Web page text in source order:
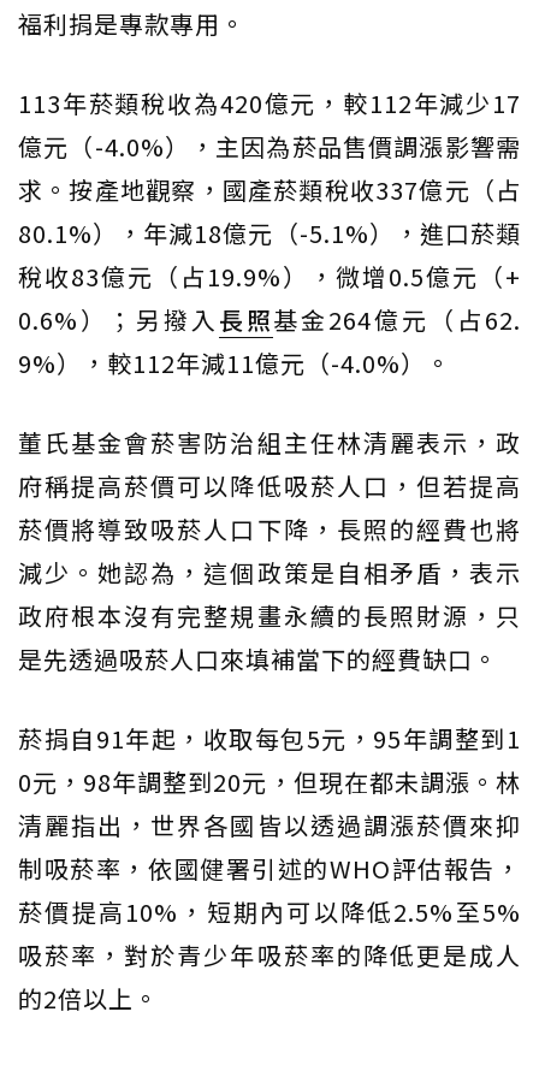
福利捐是專款專用。
113年菸類稅收為420億元，較112年減少17
億元（-4.0%），主因為菸品售價調漲影響需
求。按產地觀察，國產菸類稅收337億元（占
80.1%），年減18億元（-5.1%），進口菸類
稅收83億元（占19.9%），微增0.5億元（+
0.6%）；另撥入長照基金264億元（占62.
9%），較112年減11億元（-4.0%）。
董氏基金會菸害防治組主任林清麗表示，政
府稱提高菸價可以降低吸菸人口，但若提高
菸價將導致吸菸人口下降，長照的經費也將
減少。她認為，這個政策是自相矛盾，表示
政府根本沒有完整規畫永續的長照財源，只
是先透過吸菸人口來填補當下的經費缺口。
菸捐自91年起，收取每包5元，95年調整到1
0元，98年調整到20元，但現在都未調漲。林
清麗指出，世界各國皆以透過調漲菸價來抑
制吸菸率，依國健署引述的WHO評估報告，
菸價提高10%，短期內可以降低2.5%至5%
吸菸率，對於青少年吸菸率的降低更是成人
的2倍以上。